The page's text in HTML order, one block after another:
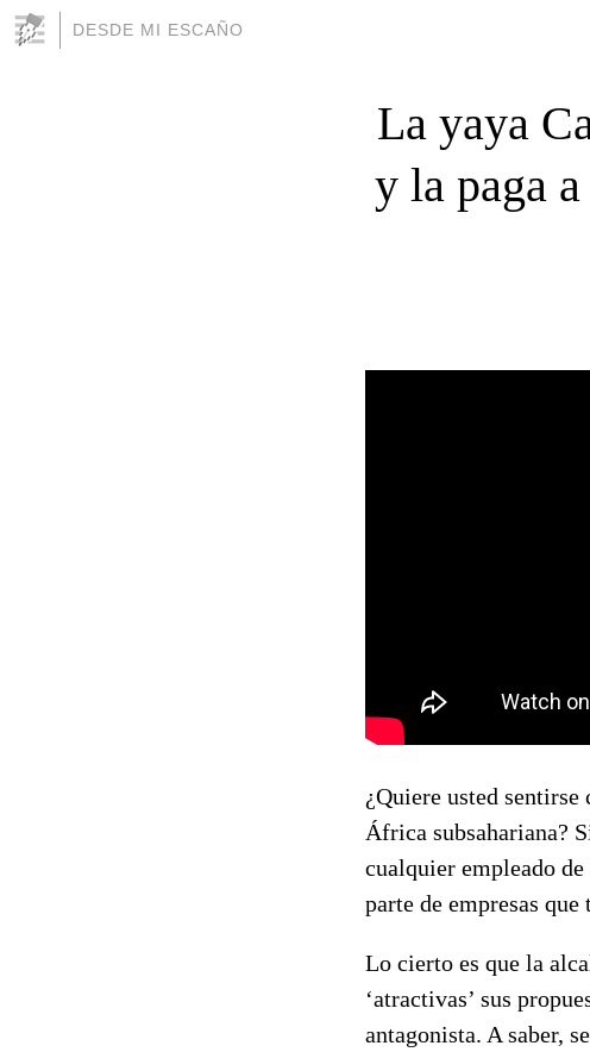
DESDE MI ESCAÑO
La yaya
y la paga
¿Quiere usted
África subsahariana?
cualquier empleado
parte de empresas
Lo cierto es que la
‘atractivas’ sus
antagonista. A saber,